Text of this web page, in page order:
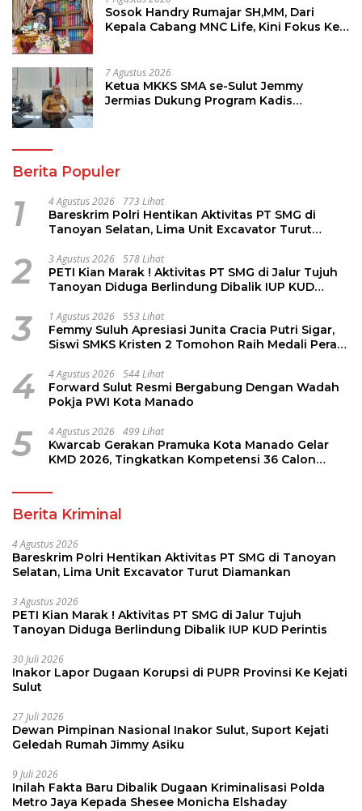
Sosok Handry Rumajar SH,MM, Dari
Kepala Cabang MNC Life, Kini Fokus Ke
7 Agustus 2026
Ketua MKKS SMA se-Sulut Jemmy
Jermias Dukung Program Kadis
Berita Populer
1 4 Agustus 2026 773 Lihat
Bareskrim Polri Hentikan Aktivitas PT SMG di
Tanoyan Selatan, Lima Unit Excavator Turut
2 3 Agustus 2026 578 Lihat
PETI Kian Marak ! Aktivitas PT SMG di Jalur Tujuh
Tanoyan Diduga Berlindung Dibalik IUP KUD
3 1 Agustus 2026 553 Lihat
Femmy Suluh Apresiasi Junita Cracia Putri Sigar,
Siswi SMKS Kristen 2 Tomohon Raih Medali Perak
4 4 Agustus 2026 544 Lihat
Forward Sulut Resmi Bergabung Dengan Wadah
Pokja PWI Kota Manado
5 4 Agustus 2026 499 Lihat
Kwarcab Gerakan Pramuka Kota Manado Gelar
KMD 2026, Tingkatkan Kompetensi 36 Calon
Berita Kriminal
4 Agustus 2026
Bareskrim Polri Hentikan Aktivitas PT SMG di Tanoyan
Selatan, Lima Unit Excavator Turut Diamankan
3 Agustus 2026
PETI Kian Marak ! Aktivitas PT SMG di Jalur Tujuh
Tanoyan Diduga Berlindung Dibalik IUP KUD Perintis
30 Juli 2026
Inakor Lapor Dugaan Korupsi di PUPR Provinsi Ke Kejati
Sulut
27 Juli 2026
Dewan Pimpinan Nasional Inakor Sulut, Suport Kejati
Geledah Rumah Jimmy Asiku
9 Juli 2026
Inilah Fakta Baru Dibalik Dugaan Kriminalisasi Polda
Metro Jaya Kepada Shesee Monicha Elshaday